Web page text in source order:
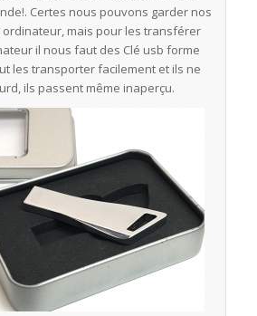
Certes nous pouvons garder nos
mais pour les transférer
il nous faut des Clé usb forme
les transporter facilement et ils ne
ils passent même inaperçu.